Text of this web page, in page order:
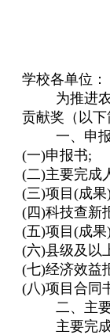
学校各单位：
为推进
贡献奖 （ 以
一、申
(一)申报书;
(二)主要完成
(三)项目(成
(四)科技查新
(五)项目(成
(六)县级及以
(七)经济效益
(八)项目合同
二、主
主要完